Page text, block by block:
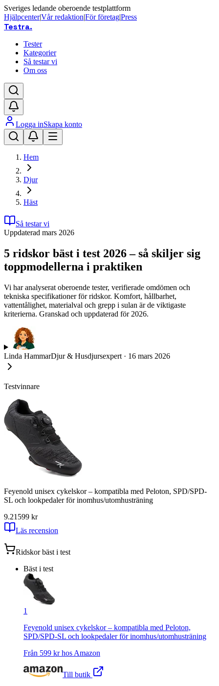
Sveriges ledande oberoende testplattform
Hjälpcenter|Vår redaktion|För företag|Press
Testra.
Tester
Kategorier
Så testar vi
Om oss
Logga inSkapa konto
Hem
Djur
Häst
Så testar vi
Uppdaterad mars 2026
5 ridskor bäst i test 2026 – så skiljer sig
toppmodellerna i praktiken
Vi har analyserat oberoende tester, verifierade omdömen och
tekniska specifikationer för ridskor. Komfort, hållbarhet,
vattentålighet, materialval och grepp i sulan är de viktigaste
kriterierna. Granskad och uppdaterad för 2026.
Linda HammarDjur & Husdjursexpert · 16 mars 2026
Testvinnare
Feyenold unisex cykelskor – kompatibla med Peloton, SPD/SPD-
SL och lookpedaler för inomhus/utomhusträning
9.21 599 kr
Läs recension
Ridskorbäst i test
Bäst i test
1
Feyenold unisex cykelskor – kompatibla med Peloton,
SPD/SPD-SL och lookpedaler för inomhus/utomhusträning
Från 599 kr hos Amazon
Till butik